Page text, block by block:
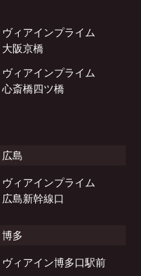
ヴィアインプライム
大阪京橋
ヴィアインプライム
心斎橋四ツ橋
広島
ヴィアインプライム
広島新幹線口
博多
ヴィアイン博多口駅前